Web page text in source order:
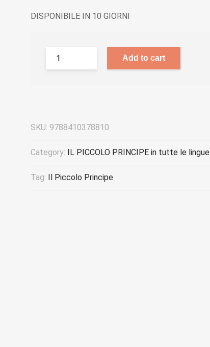
DISPONIBILE IN 10 GIORNI
Add to cart
SKU: 9788410378810
Category: IL PICCOLO PRINCIPE in tutte le lingue
Tag: Il Piccolo Principe